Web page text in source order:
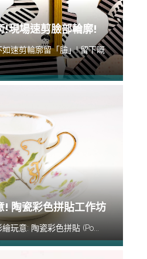
!現場速剪臉部輪廓!
速剪輪廓留「臉」! 留下嘅
! 陶瓷彩色拼貼工作坊
玩意: 陶瓷彩色拼貼 (Po...